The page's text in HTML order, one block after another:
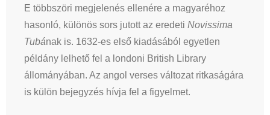
E többszöri megjelenés ellenére a magyaréhoz
hasonló, különös sors jutott az eredeti Novissima
Tubának is. 1632-es első kiadásából egyetlen
példány lelhető fel a londoni British Library
állományában. Az angol verses változat ritkaságára
is külön bejegyzés hívja fel a figyelmet.